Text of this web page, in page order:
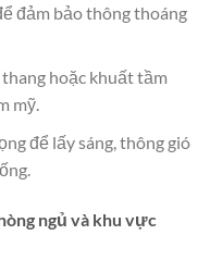
đảm bảo thông thoáng
hoặc khuất tầm
mỹ.
để lấy sáng, thông gió
ngủ và khu vực